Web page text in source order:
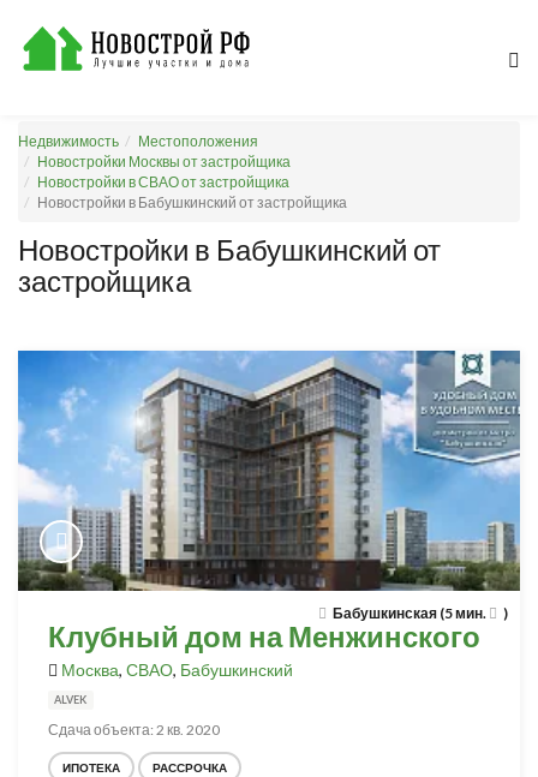
Недвижимость
Местоположения
Новостройки Москвы от застройщика
Новостройки в СВАО от застройщика
Новостройки в Бабушкинский от застройщика
Новостройки в Бабушкинский от
застройщика
Бабушкинская (5 мин. )
Клубный дом на Менжинского
Москва, СВАО, Бабушкинский
ALVEK
Сдача объекта: 2 кв. 2020
ИПОТЕКА РАССРОЧКА